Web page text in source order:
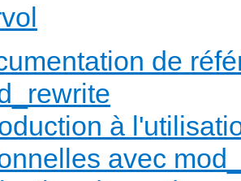
de
à
avec